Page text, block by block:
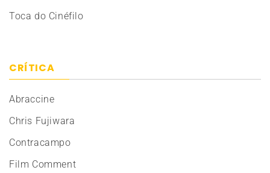
Toca do Cinéfilo
CRÍTICA
Abraccine
Chris Fujiwara
Contracampo
Film Comment